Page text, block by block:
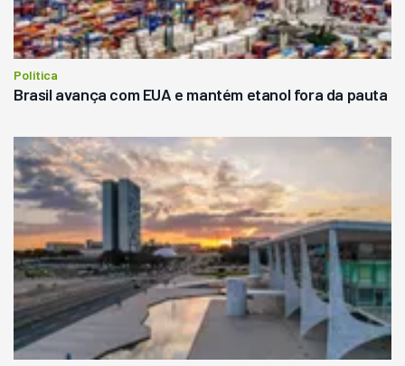
Política
Brasil avança com EUA e mantém etanol fora da pauta